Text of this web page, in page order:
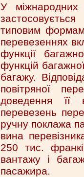
У міжнародних
типовим
перевезеннях
функції
функцій
багажу.
повітряної
доведення її
перевезень
ручну поклажа
вина
250 тис.
вантажу і
пасажира.